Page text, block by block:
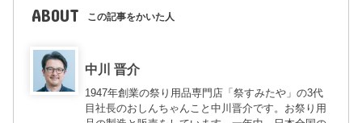
ABOUT この記事をかいた人
中川 晋介
1947年創業の祭り用品専門店「祭すみたや」の3代
目社長のおしんちゃんこと中川晋介です。お祭り用